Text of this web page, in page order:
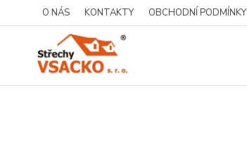
O NÁS KONTAKTY OBCHODNÍ PODMÍNKY